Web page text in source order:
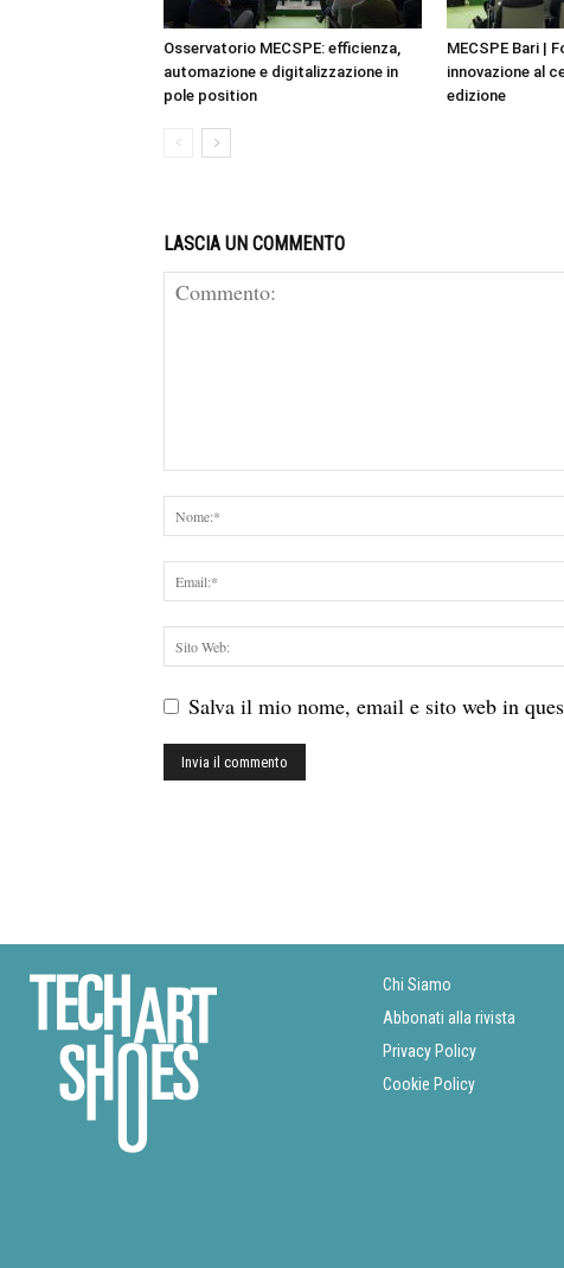
Osservatorio MECSPE: efficienza,
automazione e digitalizzazione in
pole position
MECSPE Bari |
innovazione al
edizione
LASCIA UN COMMENTO
Salva il mio nome, email e sito web in
Chi Siamo
Abbonati alla rivista
Privacy Policy
Cookie Policy